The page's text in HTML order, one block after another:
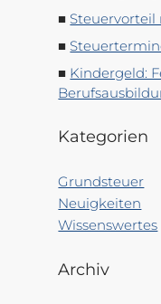
Kindergeld:
Kategorien
Grundsteuer
Neuigkeiten
Wissenswertes
Archiv